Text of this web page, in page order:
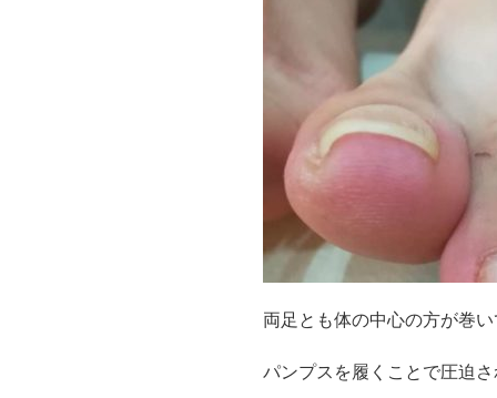
両足とも体の中心の方が巻
パンプスを履くことで圧迫